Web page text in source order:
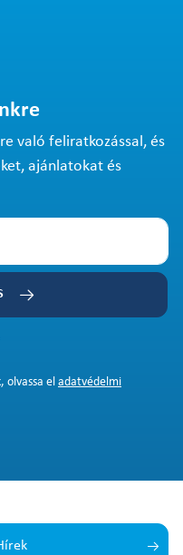
való feliratkozással, és
ajánlatokat és
olvassa el adatvédelmi